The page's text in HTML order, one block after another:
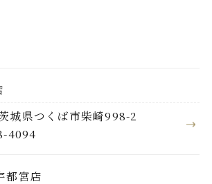
県つくば市柴崎998-2
4094
都宮店